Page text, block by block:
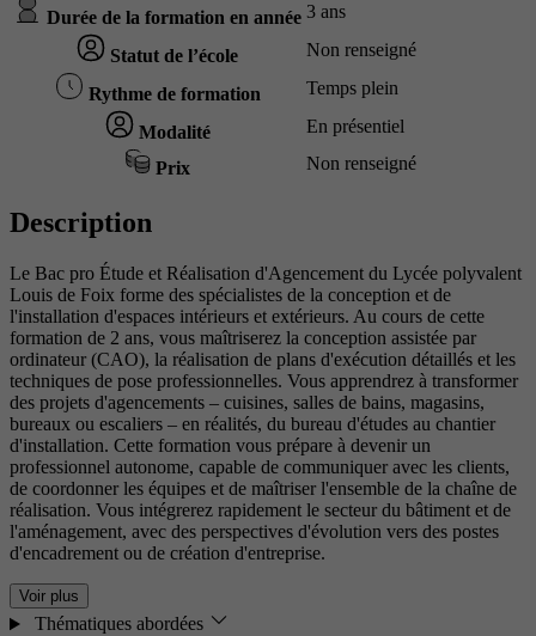
Durée de la formation en année 3 ans
Statut de l’école Non renseigné
Rythme de formation Temps plein
Modalité En présentiel
Prix Non renseigné
Description
Le Bac pro Étude et Réalisation d'Agencement du Lycée polyvalent
Louis de Foix forme des spécialistes de la conception et de
l'installation d'espaces intérieurs et extérieurs. Au cours de cette
formation de 2 ans, vous maîtriserez la conception assistée par
ordinateur (CAO), la réalisation de plans d'exécution détaillés et les
techniques de pose professionnelles. Vous apprendrez à transformer
des projets d'agencements – cuisines, salles de bains, magasins,
bureaux ou escaliers – en réalités, du bureau d'études au chantier
d'installation. Cette formation vous prépare à devenir un
professionnel autonome, capable de communiquer avec les clients,
de coordonner les équipes et de maîtriser l'ensemble de la chaîne de
réalisation. Vous intégrerez rapidement le secteur du bâtiment et de
l'aménagement, avec des perspectives d'évolution vers des postes
d'encadrement ou de création d'entreprise.
Voir plus
Thématiques abordées